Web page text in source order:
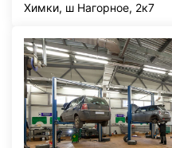
Химки, ш Нагорное, 2к7